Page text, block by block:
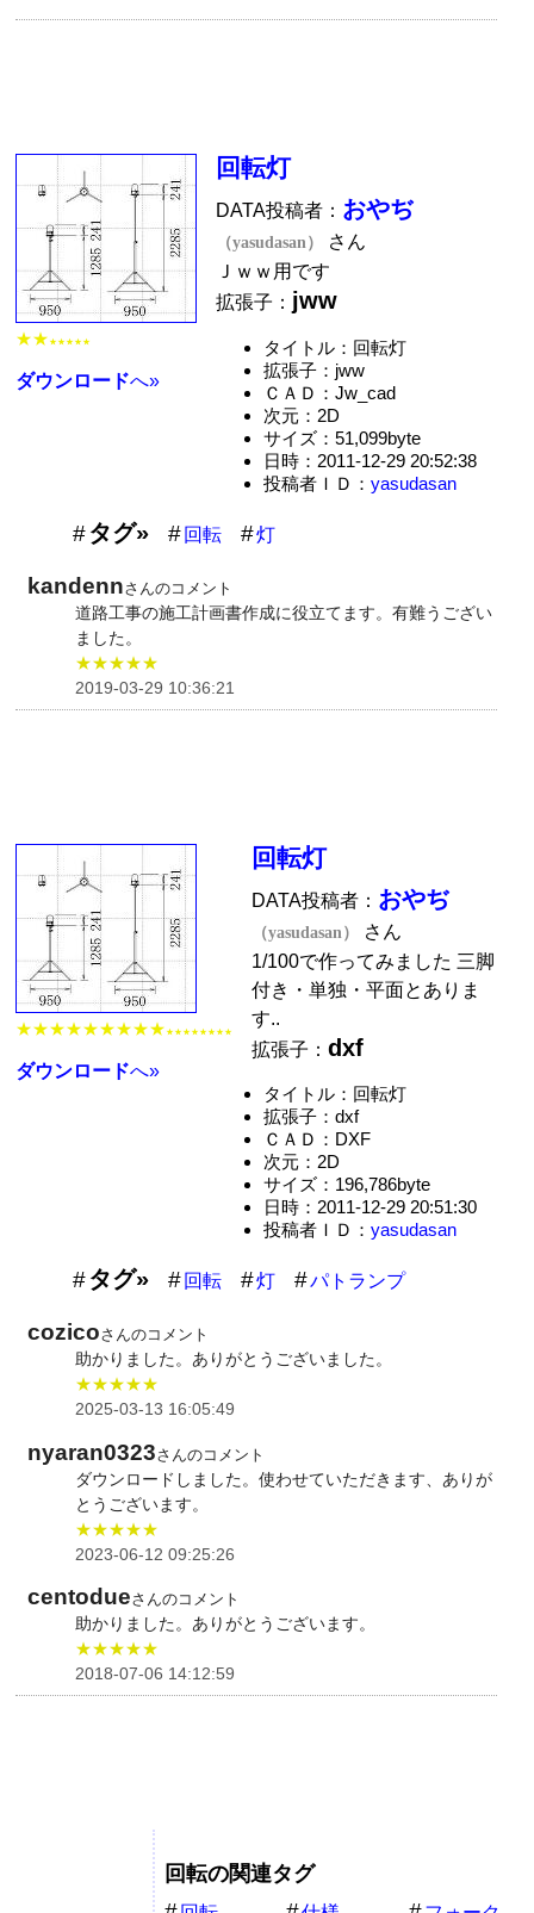
★★ ★★★★★
ダウンロードへ»
回転灯
DATA投稿者： おやぢ
（yasudasan）
さん
Ｊｗｗ用です
拡張子： jww
タイトル：回転灯
拡張子：jww
ＣＡＤ：Jw_cad
次元：2D
サイズ：51,099byte
日時：2011-12-29 20:52:38
投稿者ＩＤ： yasudasan
タグ» 回転 灯
kandennさんのコメント
道路工事の施工計画書作成に役立てます。有難うござい
ました。
★★★★★
2019-03-29 10:36:21
★★★★★★★★★ ★★★★★★★★
ダウンロードへ»
回転灯
DATA投稿者： おやぢ
（yasudasan）
さん
1/100で作ってみました 三脚
付き・単独・平面とありま
す..
拡張子：dxf
タイトル：回転灯
拡張子：dxf
ＣＡＤ：DXF
次元：2D
サイズ：196,786byte
日時：2011-12-29 20:51:30
投稿者ＩＤ： yasudasan
タグ» 回転 灯 パトランプ
cozicoさんのコメント
助かりました。ありがとうございました。
★★★★★
2025-03-13 16:05:49
nyaran0323さんのコメント
ダウンロードしました。使わせていただきます、ありが
とうございます。
★★★★★
2023-06-12 09:25:26
centodueさんのコメント
助かりました。ありがとうございます。
★★★★★
2018-07-06 14:12:59
回転の関連タグ